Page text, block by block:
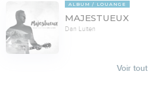
ALBUM LOUANGE
MAJESTUEUX
Dan Luiten
Voir tout